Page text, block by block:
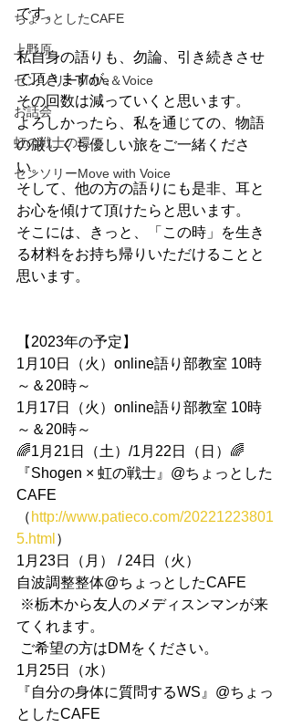
ちょっとしたCAFE
上野原
センソリーMove＆Voice
お話会
虹の戦士の環
センソリーMove with Voice
です。
私自身の語りも、勿論、引き続きさせ
て頂きますが、
その回数は減っていくと思います。
よろしかったら、私を通じての、物語
の厳しくも優しい旅をご一緒くださ
い。
そして、他の方の語りにも是非、耳と
お心を傾けて頂けたらと思います。
そこには、きっと、「この時」を生き
る材料をお持ち帰りいただけることと
思います。
【2023年の予定】
1月10日（火）online語り部教室 10時
～＆20時～
1月17日（火）online語り部教室 10時
～＆20時～
🌈1月21日（土）/1月22日（日）🌈
『Shogen × 虹の戦士』@ちょっとした
CAFE
（ http://www.patieco.com/20221223801
5.html ）
1月23日（月） / 24日（火）
自波調整整体@ちょっとしたCAFE
てくれます。
ご希望の方はDMをください。
1月25日（水）
『自分の身体に質問するWS』@ちょっ
としたCAFE